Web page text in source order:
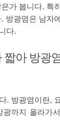
가 봅니다. 특
방광염은 남자
다.
아 방광
. 방광염이란,
까지 올라가